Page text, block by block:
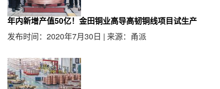
年内新增产值50亿！金田铜业高导高韧铜线项目试生产
发布时间：2020年7月30日 | 来源：甬派